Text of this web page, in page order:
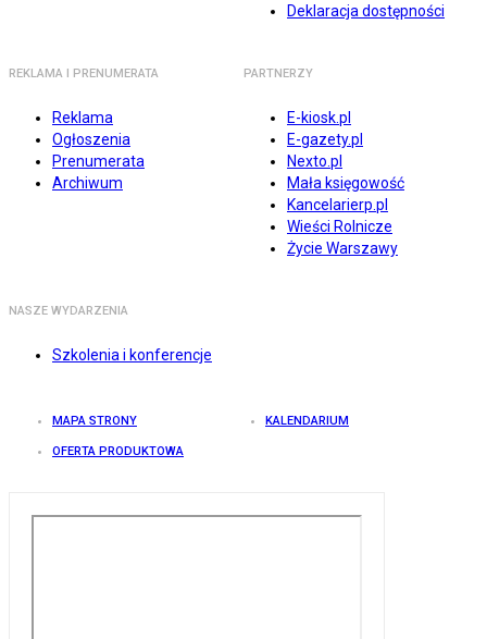
Deklaracja dostępności
REKLAMA I PRENUMERATA
Reklama
Ogłoszenia
Prenumerata
Archiwum
PARTNERZY
E-kiosk.pl
E-gazety.pl
Nexto.pl
Mała księgowość
Kancelarierp.pl
Wieści Rolnicze
Życie Warszawy
NASZE WYDARZENIA
Szkolenia i konferencje
MAPA STRONY KALENDARIUM
OFERTA PRODUKTOWA